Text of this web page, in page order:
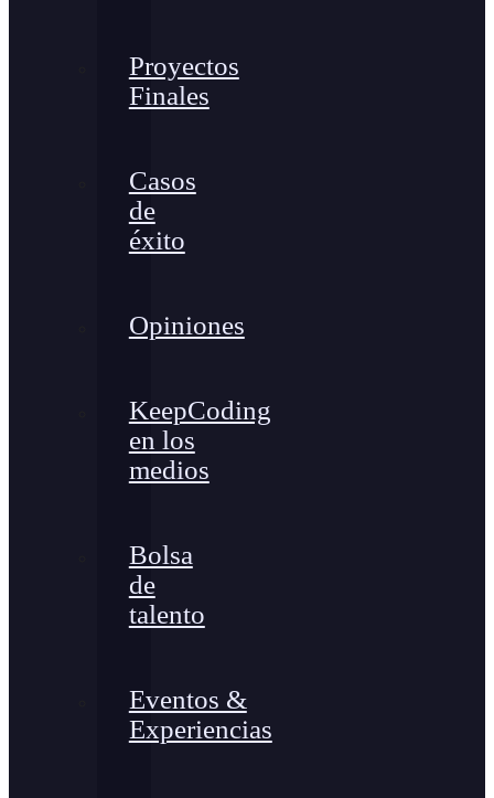
Proyectos
Finales
Casos
de
éxito
Opiniones
KeepCoding
en los
medios
Bolsa
de
talento
Eventos &
Experiencias